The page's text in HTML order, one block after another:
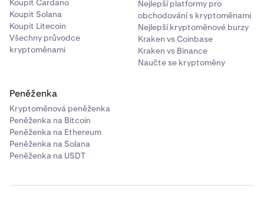
Koupit Cardano
Koupit Solana
Koupit Litecoin
Všechny průvodce
kryptoměnami
Nejlepší platformy pro
obchodování s kryptoměnami
Nejlepší kryptoměnové burzy
Kraken vs Coinbase
Kraken vs Binance
Naučte se kryptoměny
Peněženka
Kryptoměnová peněženka
Peněženka na Bitcoin
Peněženka na Ethereum
Peněženka na Solana
Peněženka na USDT